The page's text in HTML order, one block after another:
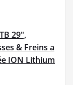
29",
& Freins a
ION Lithium